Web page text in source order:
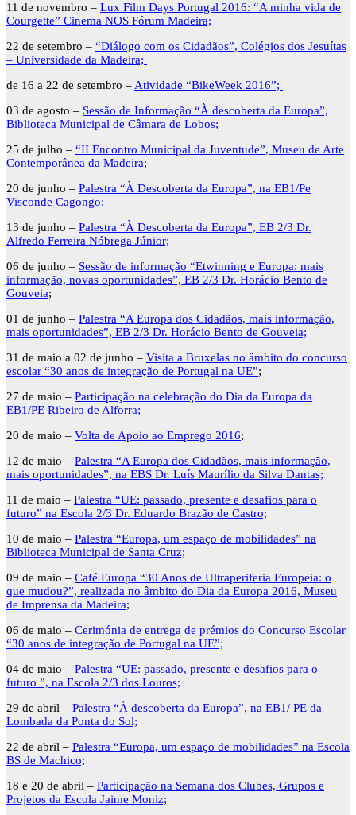
11 de novembro – Lux Film Days Portugal 2016: “A minha vida de
Courgette” Cinema NOS Fórum Madeira;
22 de setembro – “Diálogo com os Cidadãos”, Colégios dos Jesuítas
– Universidade da Madeira;
de 16 a 22 de setembro – Atividade “BikeWeek 2016”;
03 de agosto – Sessão de Informação “À descoberta da Europa”,
Biblioteca Municipal de Câmara de Lobos;
25 de julho – “II Encontro Municipal da Juventude”, Museu de Arte
Contemporânea da Madeira;
20 de junho – Palestra “À Descoberta da Europa”, na EB1/Pe
Visconde Cagongo;
13 de junho – Palestra “À Descoberta da Europa”, EB 2/3 Dr.
Alfredo Ferreira Nóbrega Júnior;
06 de junho – Sessão de informação “Etwinning e Europa: mais
informação, novas oportunidades”, EB 2/3 Dr. Horácio Bento de
Gouveia;
01 de junho – Palestra “A Europa dos Cidadãos, mais informação,
mais oportunidades”, EB 2/3 Dr. Horácio Bento de Gouveia;
31 de maio a 02 de junho – Visita a Bruxelas no âmbito do concurso
escolar “30 anos de integração de Portugal na UE”;
27 de maio – Participação na celebração do Dia da Europa da
EB1/PE Ribeiro de Alforra;
20 de maio – Volta de Apoio ao Emprego 2016;
12 de maio – Palestra “A Europa dos Cidadãos, mais informação,
mais oportunidades”, na EBS Dr. Luís Maurílio da Silva Dantas;
11 de maio – Palestra “UE: passado, presente e desafios para o
futuro” na Escola 2/3 Dr. Eduardo Brazão de Castro;
10 de maio – Palestra “Europa, um espaço de mobilidades” na
Biblioteca Municipal de Santa Cruz;
09 de maio – Café Europa “30 Anos de Ultraperiferia Europeia: o
que mudou?”, realizada no âmbito do Dia da Europa 2016, Museu
de Imprensa da Madeira;
06 de maio – Cerimónia de entrega de prémios do Concurso Escolar
“30 anos de integração de Portugal na UE”;
04 de maio – Palestra “UE: passado, presente e desafios para o
futuro ”, na Escola 2/3 dos Louros;
29 de abril – Palestra “À descoberta da Europa”, na EB1/ PE da
Lombada da Ponta do Sol;
22 de abril – Palestra “Europa, um espaço de mobilidades” na Escola
BS de Machico;
18 e 20 de abril – Participação na Semana dos Clubes, Grupos e
Projetos da Escola Jaime Moniz;